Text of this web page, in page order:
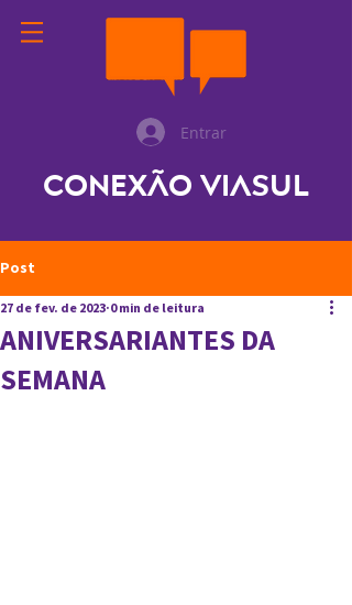
Entrar
Conexão ViaSul
Post
ANIVERSARIANTES DA
SEMANA
27 de fev. de 2023 0 min de leitura